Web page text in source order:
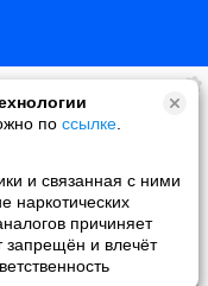
по ссылке
и связанная с ними
наркотических
причиняет
запрещён и влечёт